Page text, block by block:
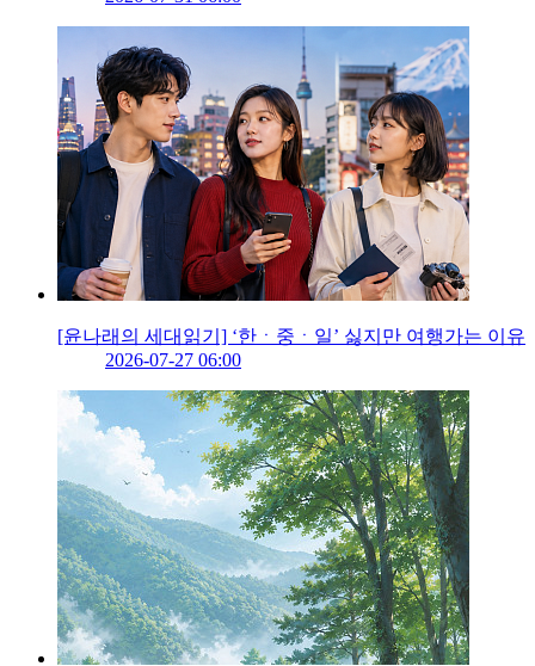
[윤나래의 세대읽기] ‘한ㆍ중ㆍ일’ 싫지만 여행가는 이유
2026-07-27 06:00